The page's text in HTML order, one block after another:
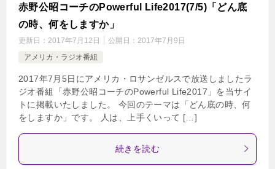
赤野公昭コーチのPowerful Life2017(7/5)「どん底
の時、何をしますか」
更新日： 2017年7月12日 公開日： 2017年7月9日
アメリカ・ラジオ番組
2017年7月5日にアメリカ・ロサンゼルスで放送しましたラ
ジオ番組「赤野公昭コーチのPowerful Life2017」を当サイ
トに掲載いたしました。 今回のテーマは「どん底の時、何
をしますか」です。 人は、上手くいって […]
続きを読む